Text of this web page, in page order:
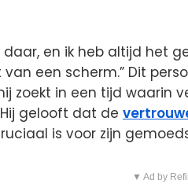
daar, en ik heb altijd het
van een scherm.” Dit
zoekt in een tijd waarin
gelooft dat de
is voor zijn
▼ Ad by